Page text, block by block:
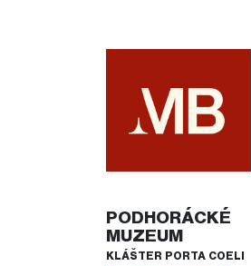
PODHORÁCKÉ
MUZEUM
KLÁŠTER PORTA COELI